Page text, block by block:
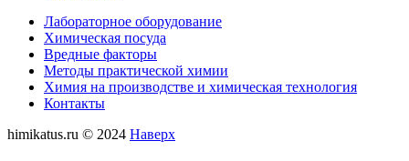
Лабораторное оборудование
Химическая посуда
Вредные факторы
Методы практической химии
Химия на производстве и химическая технология
Контакты
himikatus.ru © 2024 Наверх